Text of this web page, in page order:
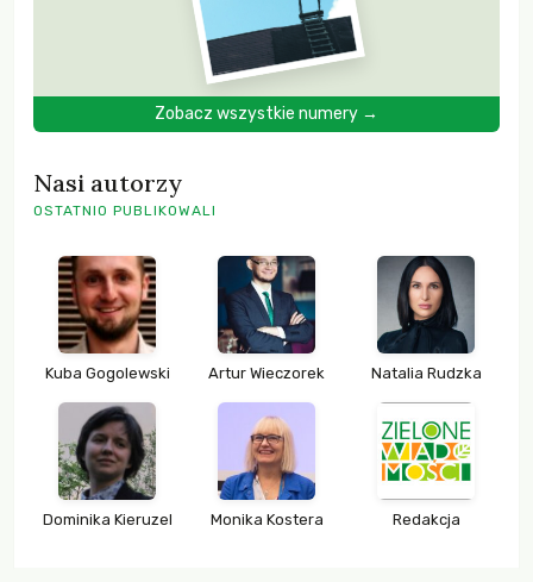
Zobacz wszystkie numery →
Nasi autorzy
OSTATNIO PUBLIKOWALI
Kuba Gogolewski Artur Wieczorek Natalia Rudzka
Dominika Kieruzel Monika Kostera Redakcja